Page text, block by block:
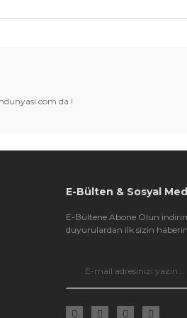
tarafımıza iletebilirsiniz.
da !
E-Bülten & Sosyal
E-Bültene Abone Olun
duyurulardan ilk sizin